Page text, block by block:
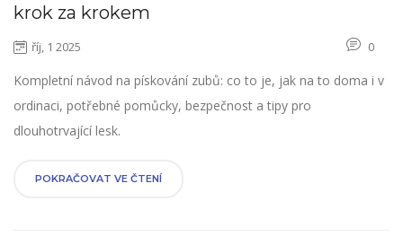
krok za krokem
říj, 1 2025 0
Kompletní návod na pískování zubů: co to je, jak na to doma i v
ordinaci, potřebné pomůcky, bezpečnost a tipy pro
dlouhotrvající lesk.
POKRAČOVAT VE ČTENÍ